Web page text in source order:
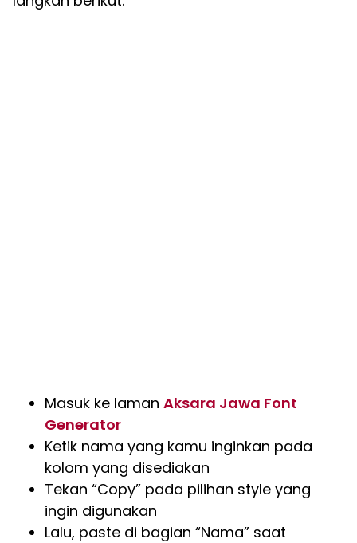
Masuk ke laman Aksara Jawa Font
Generator
Ketik nama yang kamu inginkan pada
kolom yang disediakan
Tekan “Copy” pada pilihan style yang
ingin digunakan
Lalu, paste di bagian “Nama” saat